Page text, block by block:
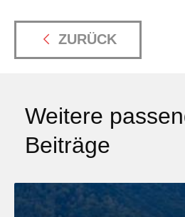
ZURÜCK
Weitere
Beiträge